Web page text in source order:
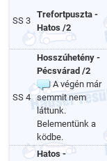
SS 3
Trefortpuszta -
Hatos /2
SS 4
Hosszúhetény -
Pécsvárad /2
A végén már
semmit nem
láttunk.
Belementünk a
ködbe.
Hatos -